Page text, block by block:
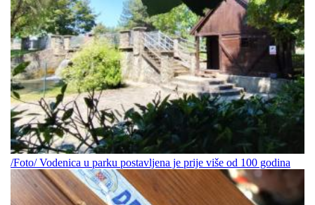
/Foto/ Vodenica u parku postavljena je prije više od 100 godina